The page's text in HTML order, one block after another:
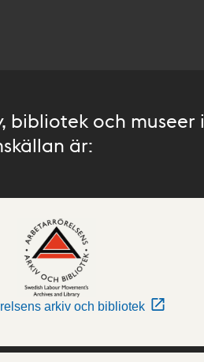
bibliotek och museer i
är:
arkiv och bibliotek